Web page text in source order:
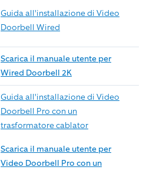
Guida all'installazione di Video
Doorbell Wired
Scarica il manuale utente per
Wired Doorbell 2K
Guida all'installazione di Video
Doorbell Pro con un
trasformatore cablator
Scarica il manuale utente per
Video Doorbell Pro con un